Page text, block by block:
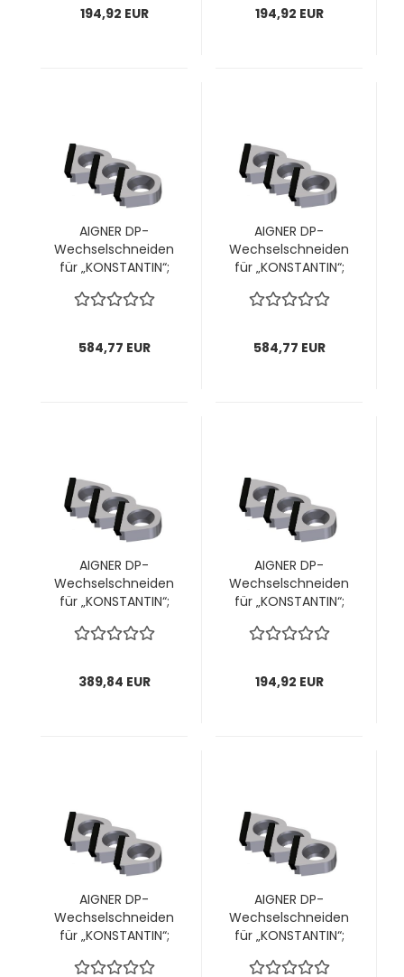
194,92 EUR 194,92 EUR
AIGNER DP-
Wechselschneiden
für „KONSTANTIN“;
14,5x14,1x4,7mm, 1
584,77 EUR
AIGNER DP-
Wechselschneiden
für „KONSTANTIN“;
14,5x14,1x47mm; 1
584,77 EUR
AIGNER DP-
Wechselschneiden
für „KONSTANTIN“;
14,5x14,1x4,7mm; 1
389,84 EUR
AIGNER DP-
Wechselschneiden
für „KONSTANTIN“;
14,5x14,1x47mm; 1
194,92 EUR
AIGNER DP-
Wechselschneiden
für „KONSTANTIN“;
14,5x14,1x4,7mm, 1
AIGNER DP-
Wechselschneiden
für „KONSTANTIN“;
14,5x14,1x4,7mm, 1